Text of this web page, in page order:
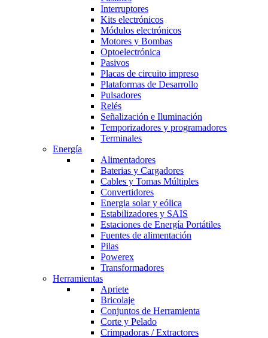
Interruptores
Kits electrónicos
Módulos electrónicos
Motores y Bombas
Optoelectrónica
Pasivos
Placas de circuito impreso
Plataformas de Desarrollo
Pulsadores
Relés
Señalización e Iluminación
Temporizadores y programadores
Terminales
Energía
Alimentadores
Baterias y Cargadores
Cables y Tomas Múltiples
Convertidores
Energia solar y eólica
Estabilizadores y SAIS
Estaciones de Energía Portátiles
Fuentes de alimentación
Pilas
Powerex
Transformadores
Herramientas
Apriete
Bricolaje
Conjuntos de Herramienta
Corte y Pelado
Crimpadoras / Extractores